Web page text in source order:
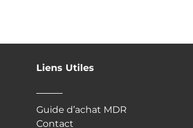
Liens Utiles
Guide d’achat MDR
Contact